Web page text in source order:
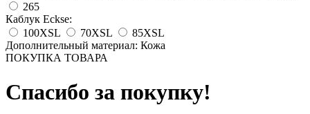
265
Каблук Eckse:
100XSL
70XSL
85XSL
Дополнительный материал: Кожа
ПОКУПКА ТОВАРА
Спасибо за покупку!